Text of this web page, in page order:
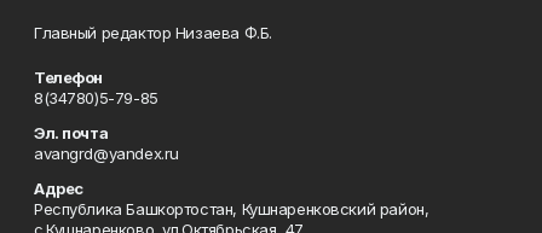
Главный редактор Низаева Ф.Б.
Телефон
8(34780)5-79-85
Эл. почта
avangrd@yandex.ru
Адрес
Республика Башкортостан, Кушнаренковский район,